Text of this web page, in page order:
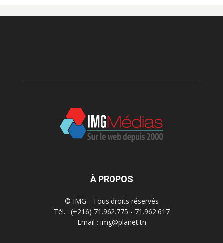
À PROPOS
© IMG - Tous droits réservés
Tél. : (+216) 71.962.775 - 71.962.617
Email : img@planet.tn